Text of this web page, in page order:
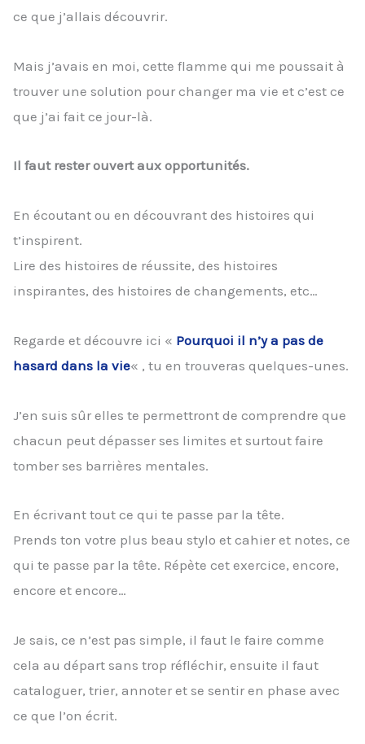
ce que j’allais découvrir.
Mais j’avais en moi, cette flamme qui me poussait à
trouver une solution pour changer ma vie et c’est ce
que j’ai fait ce jour-là.
Il faut rester ouvert aux opportunités.
En écoutant ou en découvrant des histoires qui
t’inspirent.
Lire des histoires de réussite, des histoires
inspirantes, des histoires de changements, etc…
Regarde et découvre ici « Pourquoi il n’y a pas de
hasard dans la vie« , tu en trouveras quelques-unes.
J’en suis sûr elles te permettront de comprendre que
chacun peut dépasser ses limites et surtout faire
tomber ses barrières mentales.
En écrivant tout ce qui te passe par la tête.
Prends ton votre plus beau stylo et cahier et notes, ce
qui te passe par la tête. Répète cet exercice, encore,
encore et encore…
Je sais, ce n’est pas simple, il faut le faire comme
cela au départ sans trop réfléchir, ensuite il faut
cataloguer, trier, annoter et se sentir en phase avec
ce que l’on écrit.